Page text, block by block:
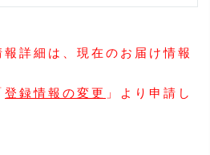
詳細は、現在のお届け情報
登録情報の変更 」より申請し